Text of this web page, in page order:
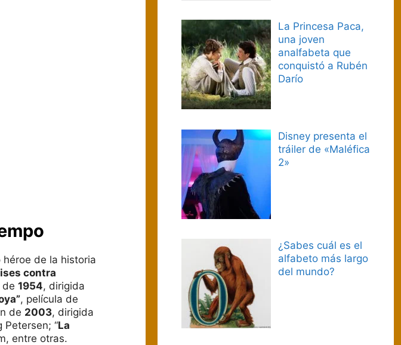
de la historia
contra
de 1954, dirigida
, película de
de 2003, dirigida
Petersen; “La
entre otras.
La Princesa Paca,
una joven
analfabeta que
conquistó a Rubén
Darío
Disney presenta el
tráiler de «Maléfica
2»
¿Sabes cuál es el
alfabeto más largo
del mundo?